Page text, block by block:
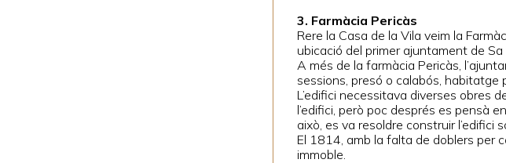
3. Farmàcia Pericàs
Rere la Casa de la Vila veim la
ubicació del primer ajuntament de Sa
A més de la farmàcia Pericàs,
sessions, presó o calabós, habitatge
L’edifici necessitava diverses obres
l’edifici, però poc després es pensà
això, es va resoldre construir l’edifici
El 1814, amb la falta de doblers per
immoble.